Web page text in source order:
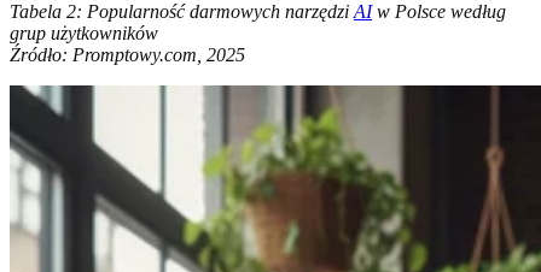
Tabela 2: Popularność darmowych narzędzi AIw Polsce według
grup użytkowników
Źródło: Promptowy.com, 2025